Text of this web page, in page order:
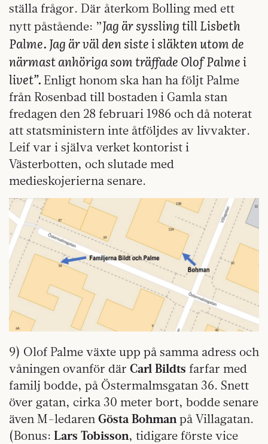
ställa frågor. Där återkom Bolling med ett
nytt påstående: ”Jag är syssling till Lisbeth
Palme. Jag är väl den siste i släkten utom de
närmast anhöriga som träffade Olof Palme i
livet”. Enligt honom ska han ha följt Palme
från Rosenbad till bostaden i Gamla stan
fredagen den 28 februari 1986 och då noterat
att statsministern inte åtföljdes av livvakter.
Leif var i själva verket kontorist i
Västerbotten, och slutade med
medieskojerierna senare.
9) Olof Palme växte upp på samma adress och
våningen ovanför där Carl Bildts farfar med
familj bodde, på Östermalmsgatan 36. Snett
över gatan, cirka 30 meter bort, bodde senare
även M-ledarenGösta Bohmanpå Villagatan.
(Bonus: Lars Tobisson, tidigare förste vice